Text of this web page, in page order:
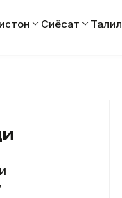
Сиёсат Таҳлил